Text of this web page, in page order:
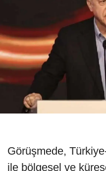
Görüşmede,
ile bölgesel ve